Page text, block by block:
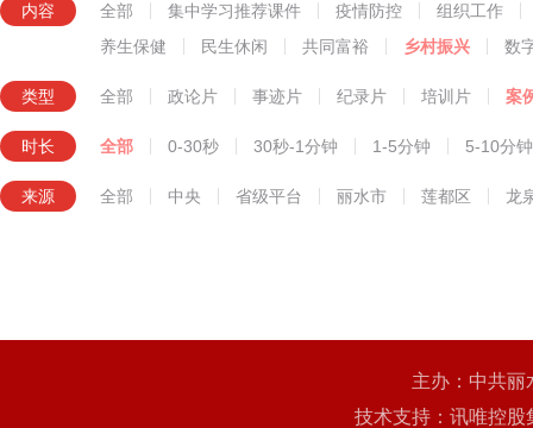
内容 全部 集中学习推荐课件 疫情防控
组织工作
养生保健
民生休闲 共同富裕 乡村振兴 数
类型 全部 政论片 事迹片 纪录片 培训片 案
时长 全部 0-30秒 30秒-1分钟 1-5分钟 5-10分钟
来源 全部 中央 省级平台 丽水市 莲都区 龙
主办：中共
技术支持：讯唯控